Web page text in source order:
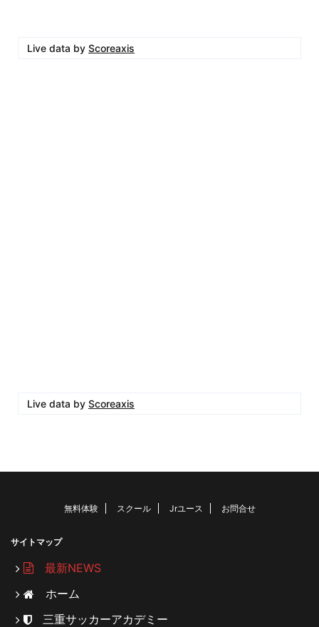
Live data by Scoreaxis
Live data by Scoreaxis
無料体験 スクール Jrユース お問合せ
サイトマップ
最新NEWS
ホーム
三重サッカーアカデミー